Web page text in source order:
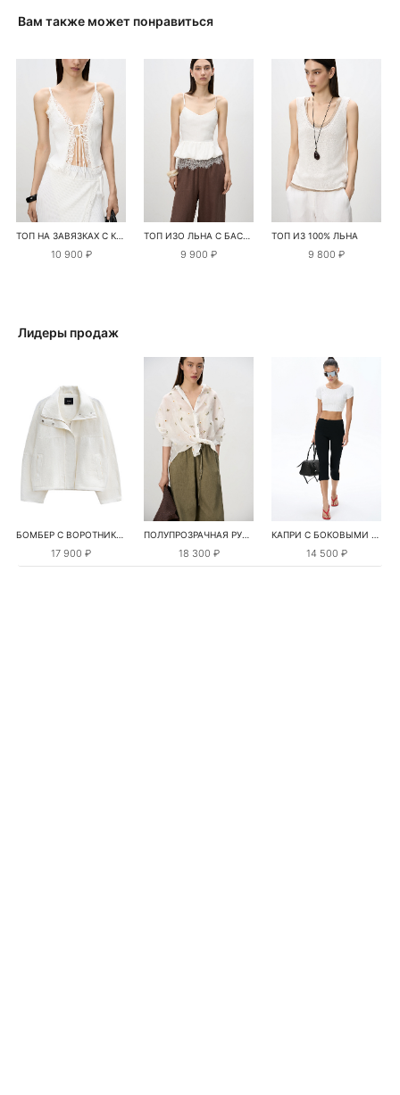
Вам также может понравиться
ТОП НА ЗАВЯЗКАХ С КРУЖЕВОМ
10 900 ₽
ТОП ИЗО ЛЬНА С БАСКОЙ
9 900 ₽
ТОП ИЗ 100% ЛЬНА
9 800 ₽
Лидеры продаж
БОМБЕР С ВОРОТНИКОМ-СТОЙКОЙ
17 900 ₽
ПОЛУПРОЗРАЧНАЯ РУБАШКА С РОМАШКАМИ
18 300 ₽
КАПРИ С БОКОВЫМИ РАЗРЕЗАМИ
14 500 ₽